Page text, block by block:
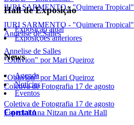
IURI SARMENTO - "Quimera Tropical"
IURI SARMENTO - "Quimera Tropical"
Annelise de Salles
Annelise de Salles
"Oblivion" por Mari Queiroz
"Oblivion" por Mari Queiroz
Coletiva de Fotografia 17 de agosto
Coletiva de Fotografia 17 de agosto
Especial Ana Nitzan na Arte Hall
Hall de Exposição
Exposição atual
Exposições anteriores
News
Agenda
Notícias
Eventos
Contato